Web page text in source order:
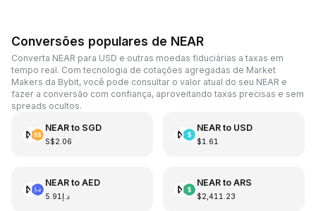
Conversões populares de NEAR
Converta NEAR para USD e outras moedas fiduciárias a taxas em
tempo real. Com tecnologia de cotações agregadas de Market
Makers da Bybit, você pode consultar o valor atual do seu NEAR e
fazer a conversão com confiança, aproveitando taxas precisas e sem
spreads ocultos.
NEARto SGD
S$2.06
NEARto USD
$1.61
NEARto AED
د.إ5.91
NEARto ARS
$2,411.23